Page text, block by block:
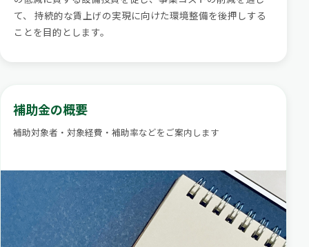
て、 持続的な賃上げの実現に向けた環境整備を後押しする
ことを目的とします。
補助金の概要
補助対象者・対象経費・補助率などをご案内します